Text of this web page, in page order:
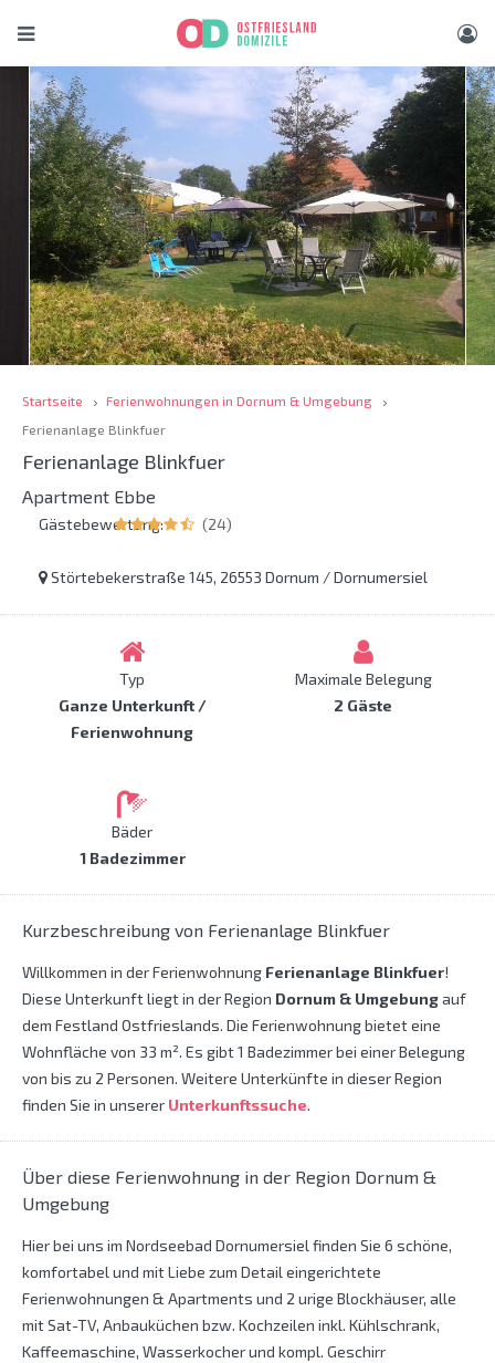
Startseite
Ferienwohnungen in Dornum & Umgebung
Ferienanlage Blinkfuer
Ferienanlage Blinkfuer
Apartment Ebbe
Gästebewertung: (24)
Störtebekerstraße 145, 26553 Dornum / Dornumersiel
Typ
Ganze Unterkunft /
Ferienwohnung
Maximale Belegung
2 Gäste
Bäder
1 Badezimmer
Kurzbeschreibung von Ferienanlage Blinkfuer
Willkommen in der Ferienwohnung Ferienanlage Blinkfuer!
Diese Unterkunft liegt in der Region Dornum & Umgebungauf
dem Festland Ostfrieslands. Die Ferienwohnung bietet eine
Wohnfläche von 33 m². Es gibt 1 Badezimmer bei einer Belegung
von bis zu 2 Personen. Weitere Unterkünfte in dieser Region
finden Sie in unserer Unterkunftssuche.
Über diese Ferienwohnung in der Region Dornum &
Umgebung
Hier bei uns im Nordseebad Dornumersiel finden Sie 6 schöne,
komfortabel und mit Liebe zum Detail eingerichtete
Ferienwohnungen & Apartments und 2 urige Blockhäuser, alle
mit Sat-TV, Anbauküchen bzw. Kochzeilen inkl. Kühlschrank,
Kaffeemaschine, Wasserkocher und kompl. Geschirr